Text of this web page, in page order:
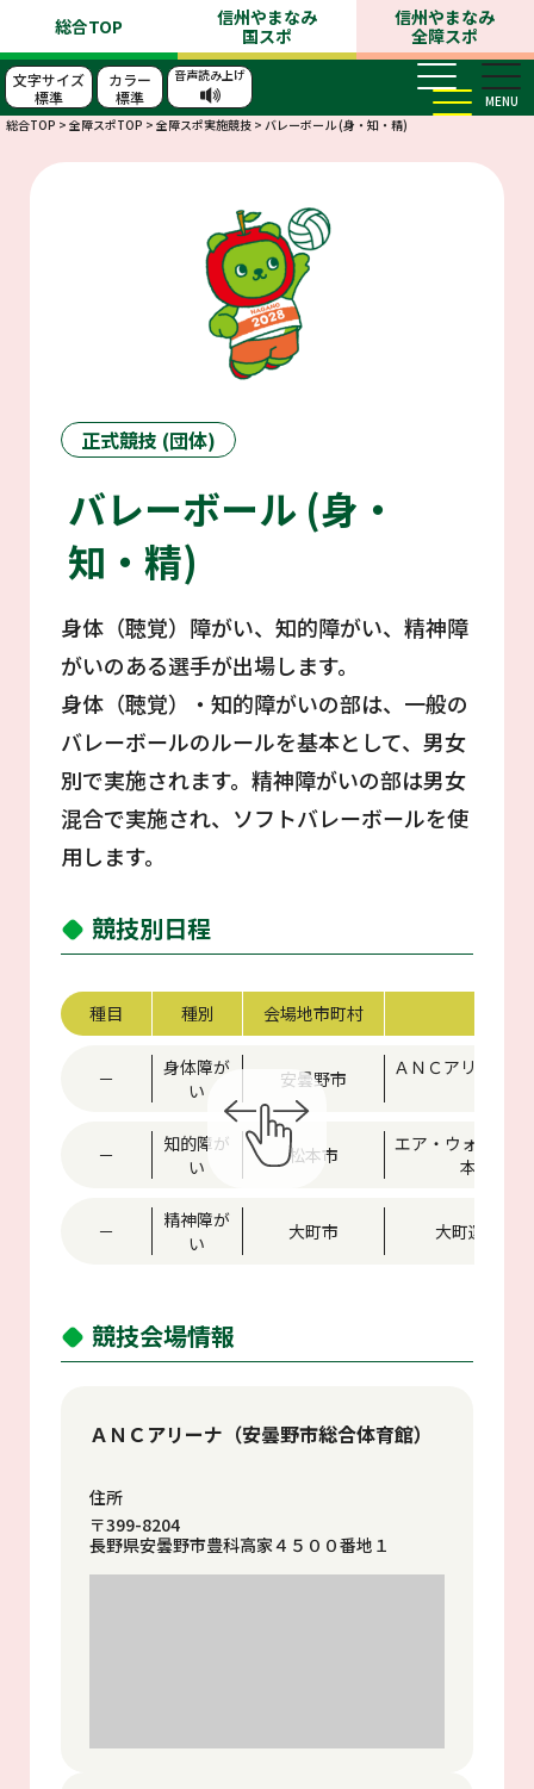
総合TOP
信州やまなみ
国スポ
信州やまなみ
全障スポ
文字サイズ
標準
カラー
標準
音声読み上げ
MENU
総合TOP > 全障スポTOP > 全障スポ実施競技 > バレーボール (身・知・精)
正式競技 (団体)
バレーボール (身・
知・精)
身体（聴覚）障がい、知的障がい、精神障
がいのある選手が出場します。
身体（聴覚）・知的障がいの部は、一般の
バレーボールのルールを基本として、男女
別で実施されます。精神障がいの部は男女
混合で実施され、ソフトバレーボールを使
用します。
競技別日程
種目 種別 会場地市町村
－
身体障が
い
安曇野市
ＡＮＣアリーナ
－
知的障が
い
松本市
エア・ウォータ
本市総合
－
精神障が
い
大町市 大町運動公
競技会場情報
ＡＮＣアリーナ（安曇野市総合体育館）
住所
〒399-8204
長野県安曇野市豊科高家４５００番地１